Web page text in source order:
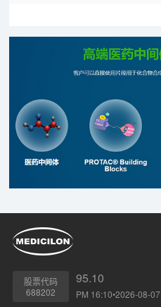
股票代码
688202
95.10
PM 16:10•2026-08-07